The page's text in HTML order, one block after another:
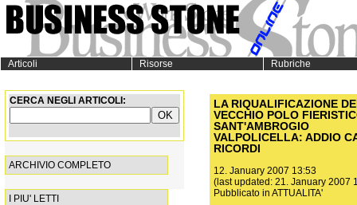
Articoli Risorse Rubriche
CERCA NEGLI ARTICOLI:
ARCHIVIO COMPLETO
I PIU' LETTI
LA RIQUALIFICAZIONE
VECCHIO POLO
SANT'AMBROGIO
VALPOLICELLA: ADDIO
RICORDI
12. January 2007 13:53
(last updated: 21. January 2007
Pubblicato in ATTUALITA'